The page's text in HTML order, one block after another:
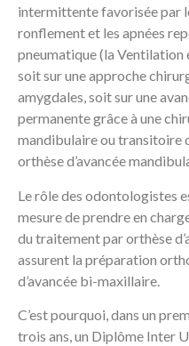
intermittente favorisée par
ronflement et les apnées
pneumatique (la Ventilation
soit sur une approche
amygdales, soit sur une
permanente grâce à une
mandibulaire ou transitoire
orthèse d’avancée
Le rôle des odontologistes
mesure de prendre en
du traitement par orthèse
assurent la préparation
d’avancée bi-maxillaire.
C’est pourquoi, dans un
trois ans, un Diplôme Inter